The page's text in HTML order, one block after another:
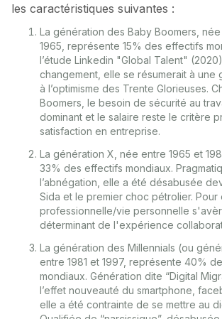
les caractéristiques suivantes :
La génération des Baby Boomers,
1965, représente 15% des effectifs
l’étude Linkedin "Global Talent"
changement, elle se résumerait à une
à l’optimisme des Trente Glorieuses.
Boomers, le besoin de sécurité au
dominant et le salaire reste le critère
satisfaction en entreprise.
La génération X, née entre 1965 et
33% des effectifs mondiaux.
l’abnégation, elle a été désabusée
Sida et le premier choc pétrolier. Pour
professionnelle/vie personnelle
déterminant de l'expérience
La génération des Millennials (ou
entre 1981 et 1997, représente 40%
mondiaux. Génération dite “Digital
l’effet nouveauté du smartphone,
elle a été contrainte de se mettre au